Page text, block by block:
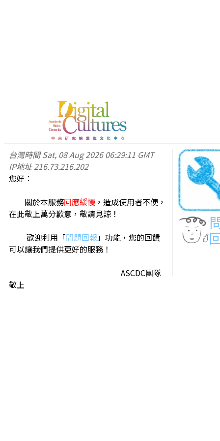
台灣時間Sat, 08 Aug 2026 06:29:11 GMT
IP地址216.73.216.202
您好：
關於本服務回應緩慢 ，造成使用者不便，
在此敬上萬分歉意，敬請見諒！
歡迎利用「問題回報」功能，您的回饋
可以讓我們提供更好的服務！
ASCDC團隊
敬上